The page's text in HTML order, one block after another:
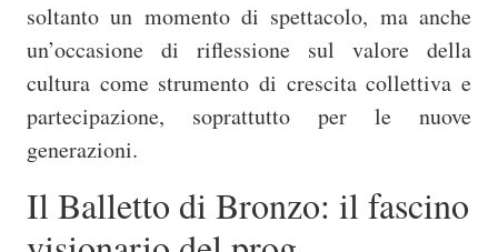
soltanto un momento di spettacolo, ma anche
un’occasione di riflessione sul valore della
cultura come strumento di crescita collettiva e
partecipazione, soprattutto per le nuove
generazioni.
Il Balletto di Bronzo: il fascino